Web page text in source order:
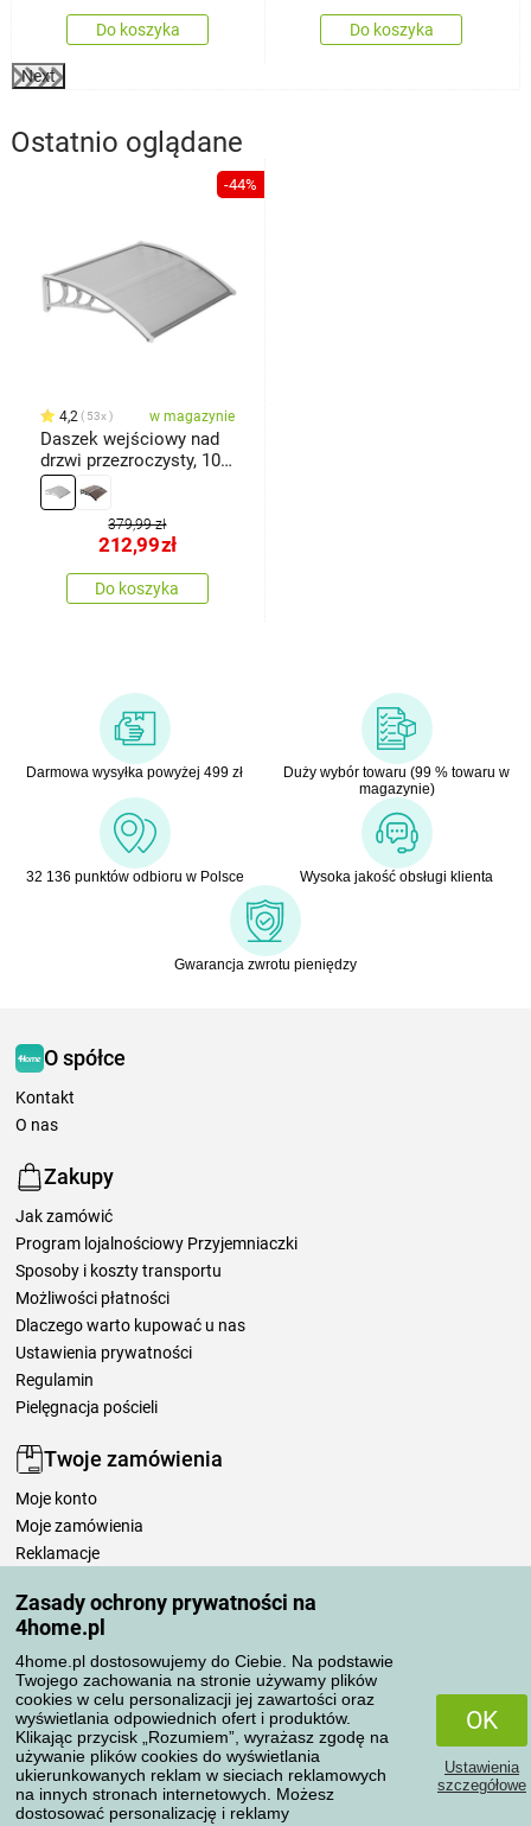
Zasady ochrony prywatności na
4home.pl
4home.pl dostosowujemy do Ciebie. Na podstawie
Twojego zachowania na stronie używamy plików
cookies w celu personalizacji jej zawartości oraz
wyświetlania odpowiednich ofert i produktów.
Klikając przycisk „Rozumiem”, wyrażasz zgodę na
używanie plików cookies do wyświetlania
ukierunkowanych reklam w sieciach reklamowych
na innych stronach internetowych. Możesz
dostosować personalizację i reklamy
OK
Ustawienia
szczegółowe
Do koszyka Do koszyka
Next
Ostatnio oglądane
-44%
4,2 53x w magazynie
Daszek wejściowy nad
drzwi przezroczysty, 100
x 150 cm
379,99 zł
212,99zł
Do koszyka
Darmowa wysyłka powyżej 499 zł
Duży wybór towaru (99 % towaru w
magazynie)
32 136 punktów odbioru w Polsce Wysoka jakość obsługi klienta
Gwarancja zwrotu pieniędzy
O spółce
Kontakt
O nas
Zakupy
Jak zamówić
Program lojalnościowy Przyjemniaczki
Sposoby i koszty transportu
Możliwości płatności
Dlaczego warto kupować u nas
Ustawienia prywatności
Regulamin
Pielęgnacja pościeli
Twoje zamówienia
Moje konto
Moje zamówienia
Reklamacje
Zasady przetwarzania recenzji
Sposoby transportu
Metody płatności